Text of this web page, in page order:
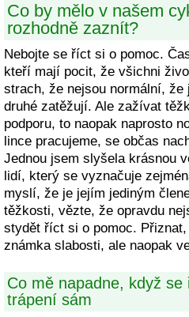
Co by mělo v našem
rozhodně zaznít?
Nebojte se říct si o pomoc.
kteří mají pocit, že všichni
strach, že nejsou normální,
druhé zatěžují. Ale zažívat
podporu, to naopak naprosto
lince pracujeme, se občas
Jednou jsem slyšela krásnou
lidí, který se vyznačuje
myslí, že je jejím jediným
těžkosti, vězte, že opravdu
stydět říct si o pomoc.
známka slabosti, ale naopak
Co mě napadne, když se
trápení sám